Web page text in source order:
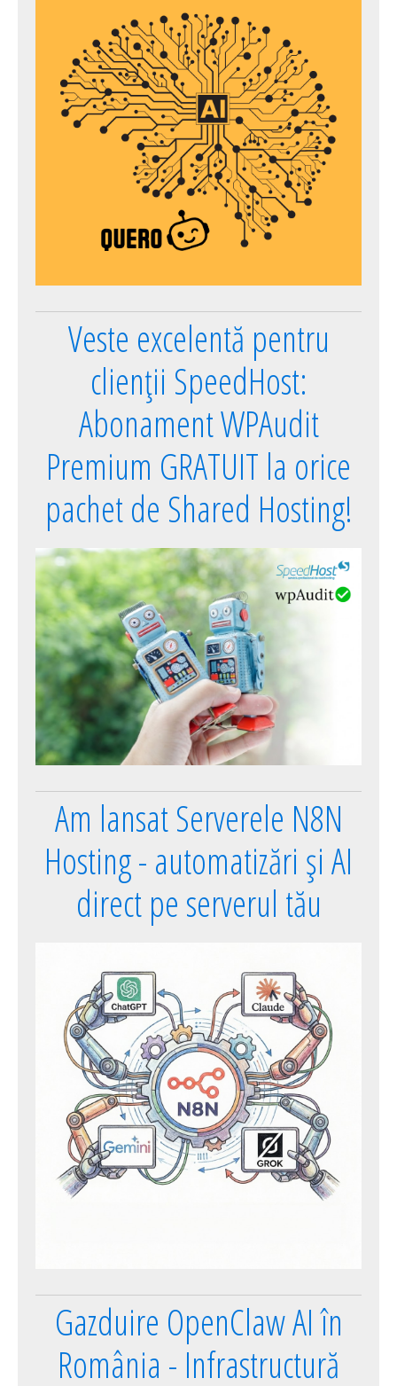
Veste excelentă pentru
clienții SpeedHost:
Abonament WPAudit
Premium GRATUIT la orice
pachet de Shared Hosting!
Am lansat Serverele N8N
Hosting - automatizări și AI
direct pe serverul tău
Gazduire OpenClaw AI în
România - Infrastructură